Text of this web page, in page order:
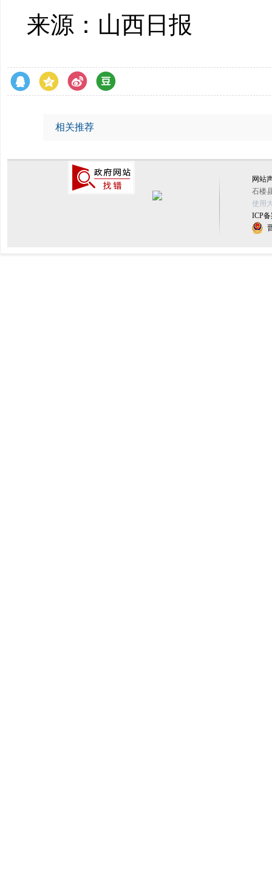
来源：山西日报
相关推荐
网站
石楼
使用
ICP